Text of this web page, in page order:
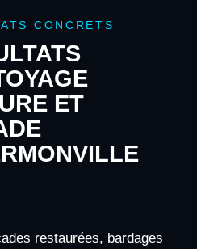
CONCRETS
ET
restaurées, bardages